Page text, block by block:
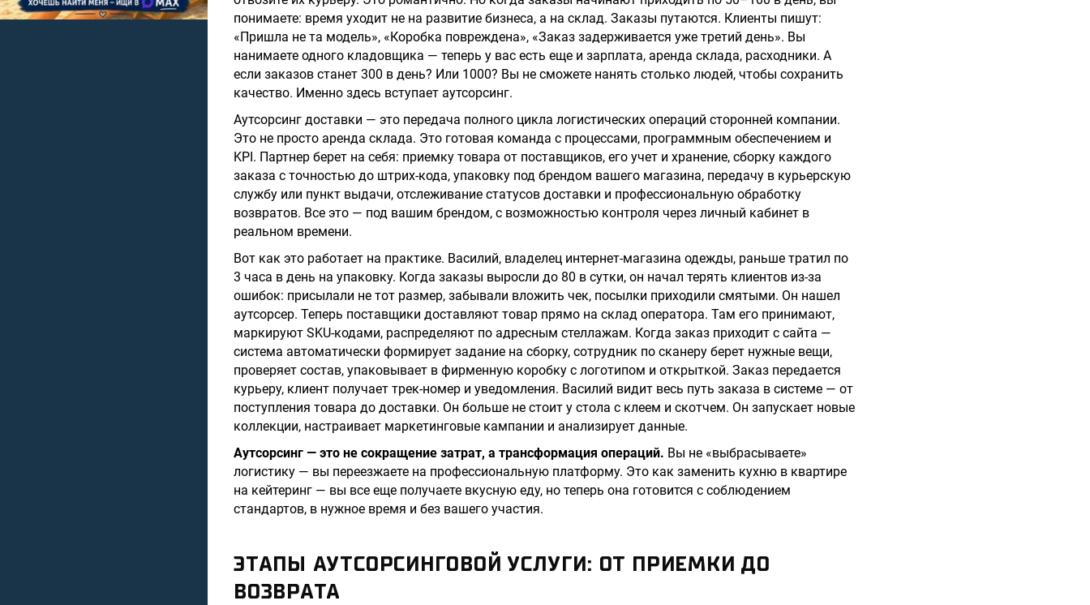
понимаете: время уходит не на развитие бизнеса, а на склад. Заказы путаются. Клиенты пишут:
«Пришла не та модель», «Коробка повреждена», «Заказ задерживается уже третий день». Вы
нанимаете одного кладовщика — теперь у вас есть еще и зарплата, аренда склада, расходники. А
если заказов станет 300 в день? Или 1000? Вы не сможете нанять столько людей, чтобы сохранить
качество. Именно здесь вступает аутсорсинг.
Аутсорсинг доставки — это передача полного цикла логистических операций сторонней компании.
Это не просто аренда склада. Это готовая команда с процессами, программным обеспечением и
KPI. Партнер берет на себя: приемку товара от поставщиков, его учет и хранение, сборку каждого
заказа с точностью до штрих-кода, упаковку под брендом вашего магазина, передачу в курьерскую
службу или пункт выдачи, отслеживание статусов доставки и профессиональную обработку
возвратов. Все это — под вашим брендом, с возможностью контроля через личный кабинет в
реальном времени.
Вот как это работает на практике. Василий, владелец интернет-магазина одежды, раньше тратил по
3 часа в день на упаковку. Когда заказы выросли до 80 в сутки, он начал терять клиентов из-за
ошибок: присылали не тот размер, забывали вложить чек, посылки приходили смятыми. Он нашел
аутсорсер. Теперь поставщики доставляют товар прямо на склад оператора. Там его принимают,
маркируют SKU-кодами, распределяют по адресным стеллажам. Когда заказ приходит с сайта —
система автоматически формирует задание на сборку, сотрудник по сканеру берет нужные вещи,
проверяет состав, упаковывает в фирменную коробку с логотипом и открыткой. Заказ передается
курьеру, клиент получает трек-номер и уведомления. Василий видит весь путь заказа в системе — от
поступления товара до доставки. Он больше не стоит у стола с клеем и скотчем. Он запускает новые
коллекции, настраивает маркетинговые кампании и анализирует данные.
Аутсорсинг — это не сокращение затрат, а трансформация операций. Вы не «выбрасываете»
логистику — вы переезжаете на профессиональную платформу. Это как заменить кухню в квартире
на кейтеринг — вы все еще получаете вкусную еду, но теперь она готовится с соблюдением
стандартов, в нужное время и без вашего участия.
ЭТАПЫ АУТСОРСИНГОВОЙ УСЛУГИ: ОТ ПРИЕМКИ ДО
ВОЗВРАТА